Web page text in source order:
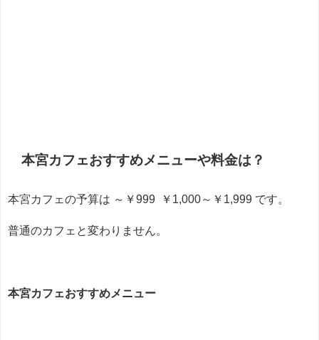
本宮カフェおすすめメニューや料金は？
本宮カフェの予算は ～￥999 ￥1,000～￥1,999 です。
普通のカフェと変わりません。
本宮カフェおすすめメニュー